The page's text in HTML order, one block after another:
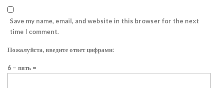
Save my name, email, and website in this browser for the next
time I comment.
Пожалуйста, введите ответ цифрами:
6 − пять =